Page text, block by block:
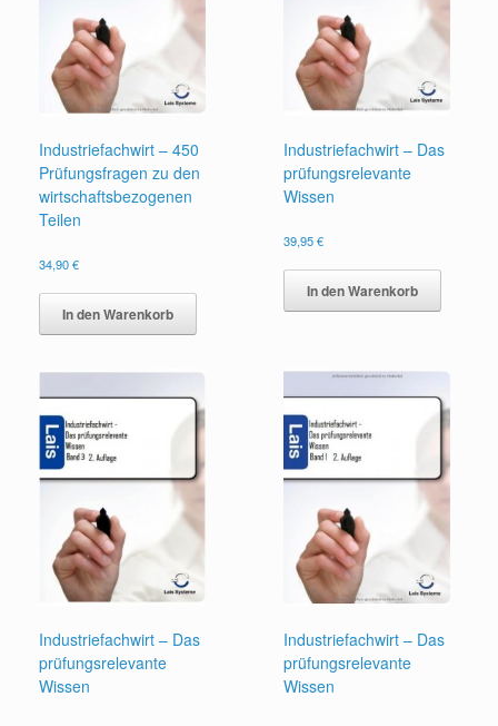
Industriefachwirt – 450
Prüfungsfragen zu den
wirtschaftsbezogenen
Teilen
34,90€
In den Warenkorb
Industriefachwirt – Das
prüfungsrelevante
Wissen
39,95€
In den Warenkorb
Industriefachwirt – Das
prüfungsrelevante
Wissen
Industriefachwirt – Das
prüfungsrelevante
Wissen